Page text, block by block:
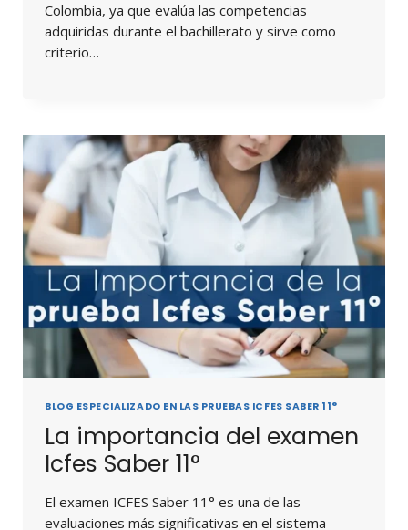
Colombia, ya que evalúa las competencias
adquiridas durante el bachillerato y sirve como
criterio…
BLOG ESPECIALIZADO EN LAS PRUEBAS ICFES SABER 11°
La importancia del examen
Icfes Saber 11°
El examen ICFES Saber 11° es una de las
evaluaciones más significativas en el sistema